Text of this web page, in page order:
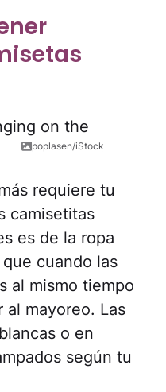
poplasen/iStock
requiere tu
camisetitas
es de la ropa
cuando las
al mismo tiempo
al mayoreo. Las
o en
según tu